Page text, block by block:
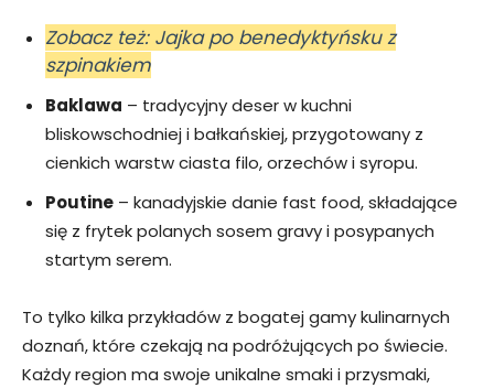
Zobacz też: Jajka po benedyktyńsku z
szpinakiem
Baklawa – tradycyjny deser w kuchni
bliskowschodniej i bałkańskiej, przygotowany z
cienkich warstw ciasta filo, orzechów i syropu.
Poutine – kanadyjskie danie fast food, składające
się z frytek polanych sosem gravy i posypanych
startym serem.
To tylko kilka przykładów z bogatej gamy kulinarnych
doznań, które czekają na podróżujących po świecie.
Każdy region ma swoje unikalne smaki i przysmaki,